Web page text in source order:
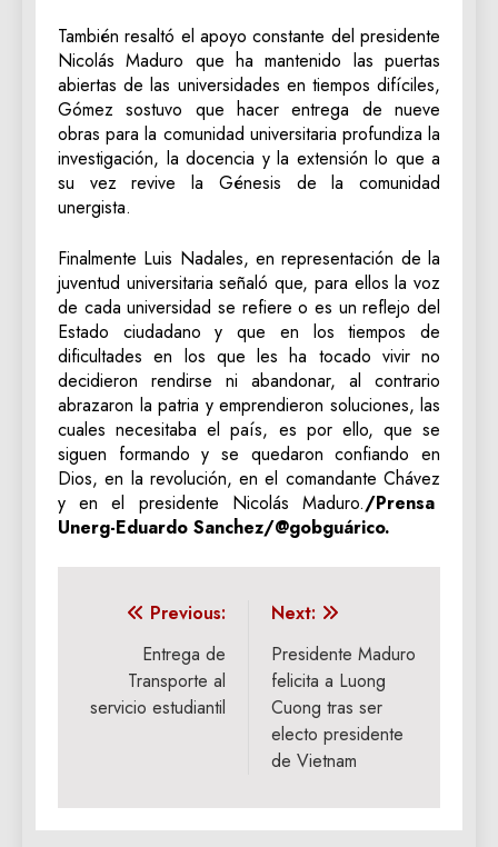
También resaltó el apoyo constante del presidente
Nicolás Maduro que ha mantenido las puertas
abiertas de las universidades en tiempos difíciles,
Gómez sostuvo que hacer entrega de nueve
obras para la comunidad universitaria profundiza la
investigación, la docencia y la extensión lo que a
su vez revive la Génesis de la comunidad
unergista.
Finalmente Luis Nadales, en representación de la
juventud universitaria señaló que, para ellos la voz
de cada universidad se refiere o es un reflejo del
Estado ciudadano y que en los tiempos de
dificultades en los que les ha tocado vivir no
decidieron rendirse ni abandonar, al contrario
abrazaron la patria y emprendieron soluciones, las
cuales necesitaba el país, es por ello, que se
siguen formando y se quedaron confiando en
Dios, en la revolución, en el comandante Chávez
y en el presidente Nicolás Maduro./Prensa
Unerg-Eduardo Sanchez/@gobguárico.
Navegación
entradas
Previous:
Entrega de
Transporte al
servicio estudiantil
Next:
Presidente Maduro
felicita a Luong
Cuong tras ser
electo presidente
de Vietnam